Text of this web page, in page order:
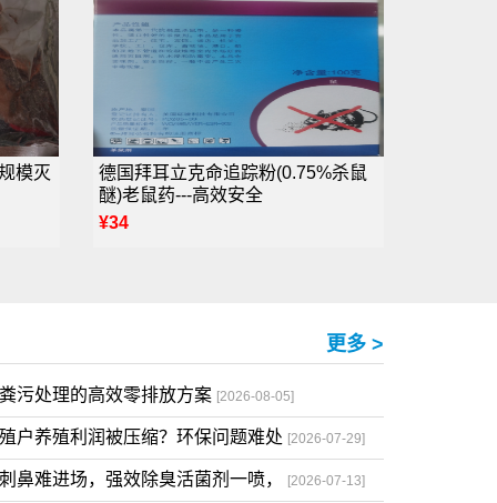
污处理的高效零排放方案[2026-08-05]